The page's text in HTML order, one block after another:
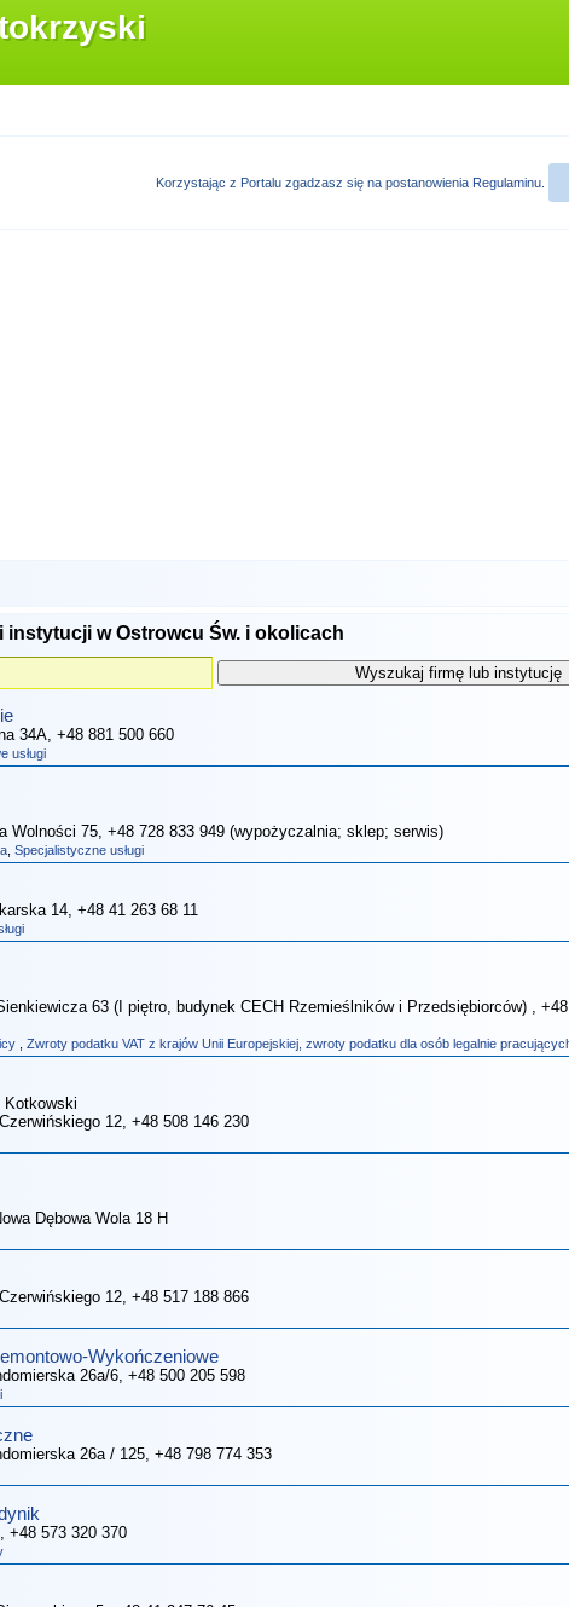
Korzystając z Portalu zgadzasz się na postanowienia Regulaminu
instytucji w Ostrowcu Św. i okolicach
34A, +48 881 500 660
usługi
Wolności 75, +48 728 833 949 (wypożyczalnia; sklep; serwis)
Specjalistyczne usługi
14, +48 41 263 68 11
63 (I piętro, budynek CECH Rzemieślników i Przedsiębiorców) ,
Zwroty podatku VAT z krajów Unii Europejskiej, zwroty podatku dla osób legalnie
Kotkowski
12, +48 508 146 230
Dębowa Wola 18 H
12, +48 517 188 866
Wykończeniowe
26a/6, +48 500 205 598
26a / 125, +48 798 774 353
, +48 573 320 370